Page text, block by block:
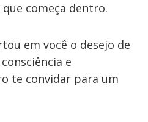
começa dentro.
em você o desejo de
e
te convidar para um